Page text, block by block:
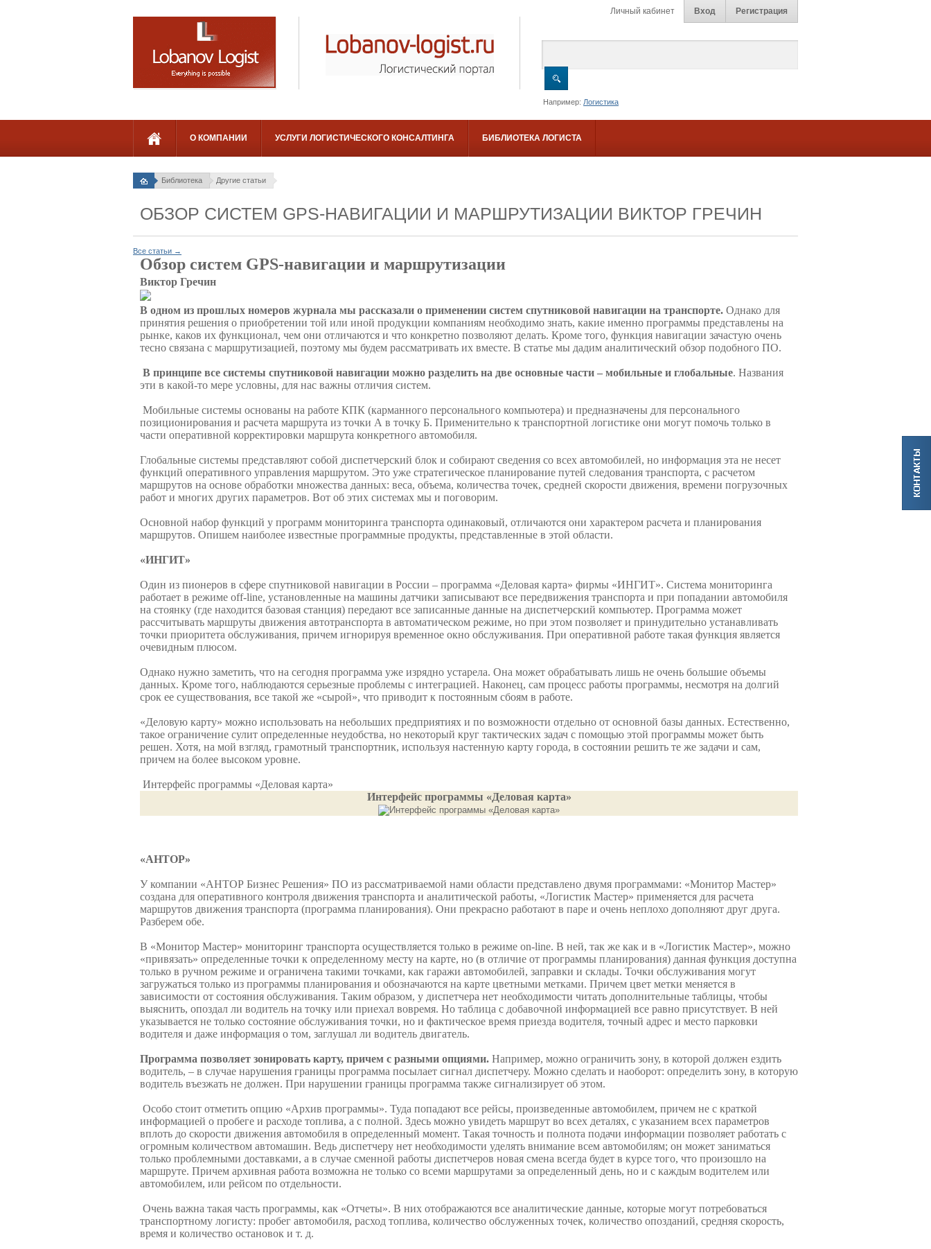
Личный кабинет Вход Регистрация
Например: Логистика
О КОМПАНИИ УСЛУГИ ЛОГИСТИЧЕСКОГО КОНСАЛТИНГА БИБЛИОТЕКА ЛОГИСТА
Библиотека Другие статьи
ОБЗОР СИСТЕМ GPS-НАВИГАЦИИ И МАРШРУТИЗАЦИИ ВИКТОР ГРЕЧИН
Все статьи →
Обзор систем GPS-навигации и маршрутизации
Виктор Гречин
В одном из прошлых номеров журнала мы рассказали о применении систем спутниковой навигации на транспорте. Однако для
принятия решения о приобретении той или иной продукции компаниям необходимо знать, какие именно программы представлены на
рынке, каков их функционал, чем они отличаются и что конкретно позволяют делать. Кроме того, функция навигации зачастую очень
тесно связана с маршрутизацией, поэтому мы будем рассматривать их вместе. В статье мы дадим аналитический обзор подобного ПО.
В принципе все системы спутниковой навигации можно разделить на две основные части – мобильные и глобальные. Названия
эти в какой-то мере условны, для нас важны отличия систем.
Мобильные системы основаны на работе КПК (карманного персонального компьютера) и предназначены для персонального
позиционирования и расчета маршрута из точки А в точку Б. Применительно к транспортной логистике они могут помочь только в
части оперативной корректировки маршрута конкретного автомобиля.
Глобальные системы представляют собой диспетчерский блок и собирают сведения со всех автомобилей, но информация эта не несет
функций оперативного управления маршрутом. Это уже стратегическое планирование путей следования транспорта, с расчетом
маршрутов на основе обработки множества данных: веса, объема, количества точек, средней скорости движения, времени погрузочных
работ и многих других параметров. Вот об этих системах мы и поговорим.
Основной набор функций у программ мониторинга транспорта одинаковый, отличаются они характером расчета и планирования
маршрутов. Опишем наиболее известные программные продукты, представленные в этой области.
«ИНГИТ»
Один из пионеров в сфере спутниковой навигации в России – программа «Деловая карта» фирмы «ИНГИТ». Система мониторинга
работает в режиме off-line, установленные на машины датчики записывают все передвижения транспорта и при попадании автомобиля
на стоянку (где находится базовая станция) передают все записанные данные на диспетчерский компьютер. Программа может
рассчитывать маршруты движения автотранспорта в автоматическом режиме, но при этом позволяет и принудительно устанавливать
точки приоритета обслуживания, причем игнорируя временное окно обслуживания. При оперативной работе такая функция является
очевидным плюсом.
Однако нужно заметить, что на сегодня программа уже изрядно устарела. Она может обрабатывать лишь не очень большие объемы
данных. Кроме того, наблюдаются серьезные проблемы с интеграцией. Наконец, сам процесс работы программы, несмотря на долгий
срок ее существования, все такой же «сырой», что приводит к постоянным сбоям в работе.
«Деловую карту» можно использовать на небольших предприятиях и по возможности отдельно от основной базы данных. Естественно,
такое ограничение сулит определенные неудобства, но некоторый круг тактических задач с помощью этой программы может быть
решен. Хотя, на мой взгляд, грамотный транспортник, используя настенную карту города, в состоянии решить те же задачи и сам,
причем на более высоком уровне.
Интерфейс программы «Деловая карта»
Интерфейс программы «Деловая карта»
«АНТОР»
У компании «АНТОР Бизнес Решения» ПО из рассматриваемой нами области представлено двумя программами: «Монитор Мастер»
создана для оперативного контроля движения транспорта и аналитической работы, «Логистик Мастер» применяется для расчета
маршрутов движения транспорта (программа планирования). Они прекрасно работают в паре и очень неплохо дополняют друг друга.
Разберем обе.
В «Монитор Мастер» мониторинг транспорта осуществляется только в режиме on-line. В ней, так же как и в «Логистик Мастер», можно
«привязать» определенные точки к определенному месту на карте, но (в отличие от программы планирования) данная функция доступна
только в ручном режиме и ограничена такими точками, как гаражи автомобилей, заправки и склады. Точки обслуживания могут
загружаться только из программы планирования и обозначаются на карте цветными метками. Причем цвет метки меняется в
зависимости от состояния обслуживания. Таким образом, у диспетчера нет необходимости читать дополнительные таблицы, чтобы
выяснить, опоздал ли водитель на точку или приехал вовремя. Но таблица с добавочной информацией все равно присутствует. В ней
указывается не только состояние обслуживания точки, но и фактическое время приезда водителя, точный адрес и место парковки
водителя и даже информация о том, заглушал ли водитель двигатель.
Программа позволяет зонировать карту, причем с разными опциями. Например, можно ограничить зону, в которой должен ездить
водитель, – в случае нарушения границы программа посылает сигнал диспетчеру. Можно сделать и наоборот: определить зону, в которую
водитель въезжать не должен. При нарушении границы программа также сигнализирует об этом.
Особо стоит отметить опцию «Архив программы». Туда попадают все рейсы, произведенные автомобилем, причем не с краткой
информацией о пробеге и расходе топлива, а с полной. Здесь можно увидеть маршрут во всех деталях, с указанием всех параметров
вплоть до скорости движения автомобиля в определенный момент. Такая точность и полнота подачи информации позволяет работать с
огромным количеством автомашин. Ведь диспетчеру нет необходимости уделять внимание всем автомобилям; он может заниматься
только проблемными доставками, а в случае сменной работы диспетчеров новая смена всегда будет в курсе того, что произошло на
маршруте. Причем архивная работа возможна не только со всеми маршрутами за определенный день, но и с каждым водителем или
автомобилем, или рейсом по отдельности.
Очень важна такая часть программы, как «Отчеты». В них отображаются все аналитические данные, которые могут потребоваться
транспортному логисту: пробег автомобиля, расход топлива, количество обслуженных точек, количество опозданий, средняя скорость,
время и количество остановок и т. д.